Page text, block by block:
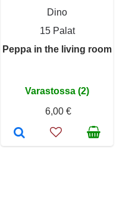
Dino
15 Palat
Peppa in the living room
Varastossa (2)
6,00 €